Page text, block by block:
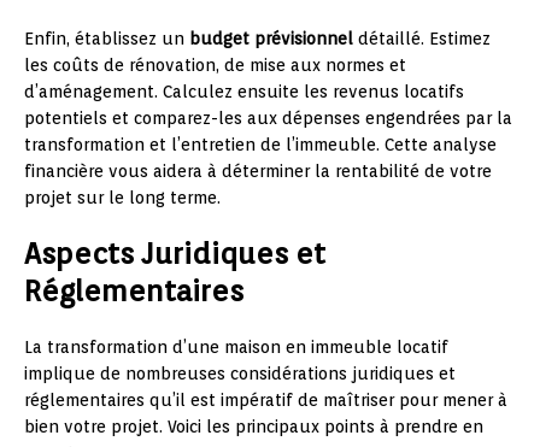
Enfin, établissez un budget prévisionnel détaillé. Estimez
les coûts de rénovation, de mise aux normes et
d’aménagement. Calculez ensuite les revenus locatifs
potentiels et comparez-les aux dépenses engendrées par la
transformation et l’entretien de l’immeuble. Cette analyse
financière vous aidera à déterminer la rentabilité de votre
projet sur le long terme.
Aspects Juridiques et
Réglementaires
La transformation d’une maison en immeuble locatif
implique de nombreuses considérations juridiques et
réglementaires qu’il est impératif de maîtriser pour mener à
bien votre projet. Voici les principaux points à prendre en